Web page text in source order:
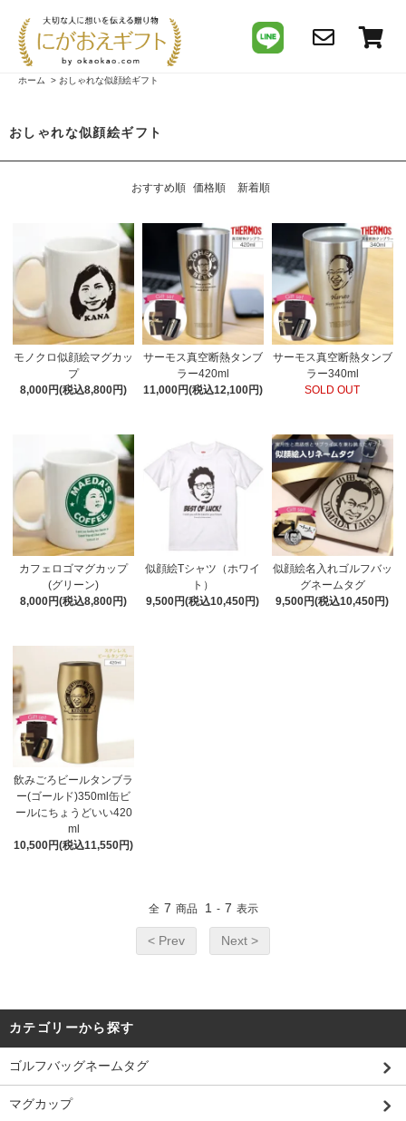
ホーム > おしゃれな似顔絵ギフト
おしゃれな似顔絵ギフト
おすすめ順 価格順 新着順
モノクロ似顔絵マグカッ
プ
8,000円(税込8,800円)
サーモス真空断熱タンブ
ラー420ml
11,000円(税込12,100円)
サーモス真空断熱タンブ
ラー340ml
SOLD OUT
カフェロゴマグカップ
(グリーン)
8,000円(税込8,800円)
似顔絵Tシャツ（ホワイ
ト）
9,500円(税込10,450円)
似顔絵名入れゴルフバッ
グネームタグ
9,500円(税込10,450円)
飲みごろビールタンブラ
ー(ゴールド)350ml缶ビ
ールにちょうどいい420
ml
10,500円(税込11,550円)
全 7 商品 1 - 7 表示
< Prev Next >
カテゴリーから探す
ゴルフバッグネームタグ
マグカップ